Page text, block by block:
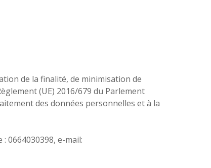
de la finalité, de minimisation de
(UE) 2016/679 du Parlement
des données personnelles et à la
0664030398, e-mail: